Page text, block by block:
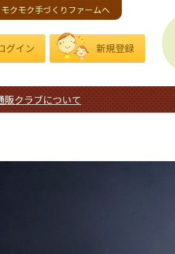
モクモク手づくりファームへ
グイン 新規登録
クラブについて